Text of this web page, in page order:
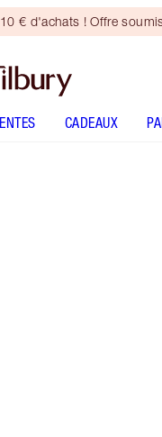
€ d'achats ! Offre
CADEAUX